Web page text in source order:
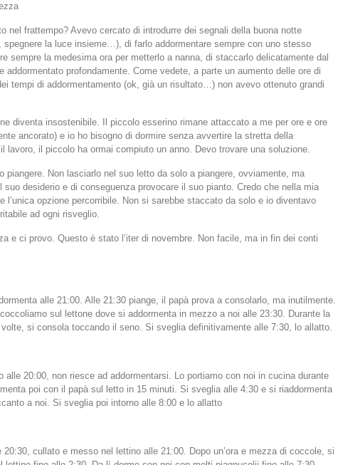
nel frattempo? Avevo cercato di introdurre dei segnali della buona notte
spegnere la luce insieme…), di farlo addormentare sempre con uno stesso
sempre la medesima ora per metterlo a nanna, di staccarlo delicatamente dal
addormentato profondamente. Come vedete, a parte un aumento delle ore di
tempi di addormentamento (ok, già un risultato…) non avevo ottenuto grandi
diventa insostenibile. Il piccolo esserino rimane attaccato a me per ore e ore
ancorato) e io ho bisogno di dormire senza avvertire la stretta della
lavoro, il piccolo ha ormai compiuto un anno. Devo trovare una soluzione.
piangere. Non lasciarlo nel suo letto da solo a piangere, ovviamente, ma
suo desiderio e di conseguenza provocare il suo pianto. Credo che nella mia
l’unica opzione percorribile. Non si sarebbe staccato da solo e io diventavo
ad ogni risveglio.
e ci provo. Questo è stato l’iter di novembre. Non facile, ma in fin dei conti
alle 21:00. Alle 21:30 piange, il papà prova a consolarlo, ma inutilmente.
sul lettone dove si addormenta in mezzo a noi alle 23:30. Durante la
si consola toccando il seno. Si sveglia definitivamente alle 7:30, lo allatto.
alle 20:00, non riesce ad addormentarsi. Lo portiamo con noi in cucina durante
poi con il papà sul letto in 15 minuti. Si sveglia alle 4:30 e si riaddormenta
a noi. Si sveglia poi intorno alle 8:00 e lo allatto
cullato e messo nel lettino alle 21:00. Dopo un’ora e mezza di coccole, si